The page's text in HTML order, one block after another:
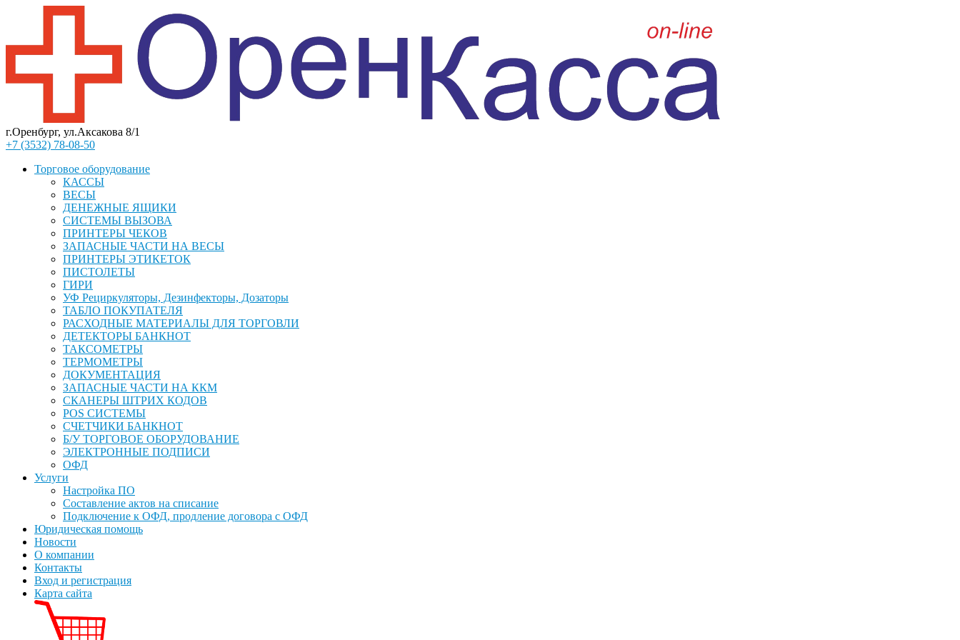
г.Оренбург, ул.Аксакова 8/1
+7 (3532) 78-08-50
Торговое оборудование
КАССЫ
ВЕСЫ
ДЕНЕЖНЫЕ ЯЩИКИ
СИСТЕМЫ ВЫЗОВА
ПРИНТЕРЫ ЧЕКОВ
ЗАПАСНЫЕ ЧАСТИ НА ВЕСЫ
ПРИНТЕРЫ ЭТИКЕТОК
ПИСТОЛЕТЫ
ГИРИ
УФ Рециркуляторы, Дезинфекторы, Дозаторы
ТАБЛО ПОКУПАТЕЛЯ
РАСХОДНЫЕ МАТЕРИАЛЫ ДЛЯ ТОРГОВЛИ
ДЕТЕКТОРЫ БАНКНОТ
ТАКСОМЕТРЫ
ТЕРМОМЕТРЫ
ДОКУМЕНТАЦИЯ
ЗАПАСНЫЕ ЧАСТИ НА ККМ
СКАНЕРЫ ШТРИХ КОДОВ
POS СИСТЕМЫ
СЧЕТЧИКИ БАНКНОТ
Б/У ТОРГОВОЕ ОБОРУДОВАНИЕ
ЭЛЕКТРОННЫЕ ПОДПИСИ
ОФД
Услуги
Настройка ПО
Составление актов на списание
Подключение к ОФД, продление договора с ОФД
Юридическая помощь
Новости
О компании
Контакты
Вход и регистрация
Карта сайта